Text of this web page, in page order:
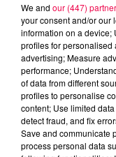
We and our (447)
your consent and/or our
information on a device;
profiles for personalised
advertising; Measure
performance;
of data from different
profiles to personalise
content; Use limited
detect fraud, and fix
Save and communicate
process personal data